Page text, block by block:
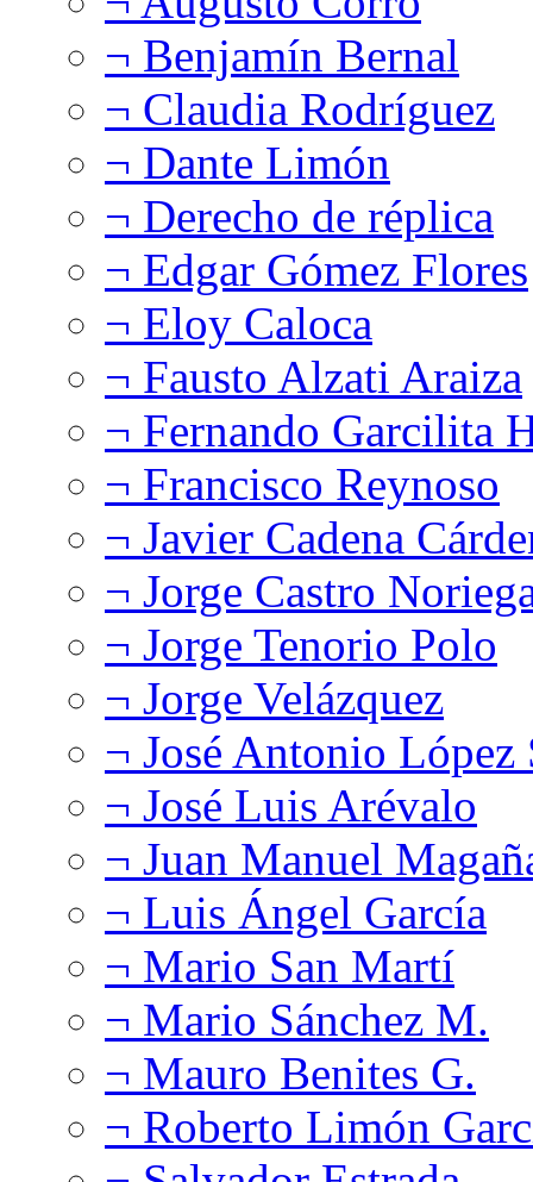
¬ Benjamín Bernal
¬ Claudia Rodríguez
¬ Dante Limón
¬ Derecho de réplica
¬ Edgar Gómez Flores
¬ Eloy Caloca
¬ Fausto Alzati Araiza
¬ Fernando Garcilita
¬ Francisco Reynoso
¬ Javier Cadena
¬ Jorge Castro
¬ Jorge Tenorio Polo
¬ Jorge Velázquez
¬ José Antonio López
¬ José Luis Arévalo
¬ Juan Manuel
¬ Luis Ángel García
¬ Mario San Martí
¬ Mario Sánchez M.
¬ Mauro Benites G.
¬ Roberto Limón